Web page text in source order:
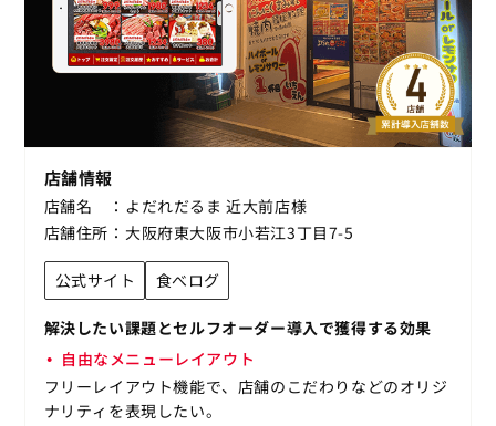
店舗情報
店舗名
よだれだるま 近大前店様
店舗住所
大阪府東大阪市小若江3丁目7-5
公式サイト 食べログ
解決したい課題とセルフオーダー導入で獲得する効果
自由なメニューレイアウト
フリーレイアウト機能で、店舗のこだわりなどのオリジ
ナリティを表現したい。